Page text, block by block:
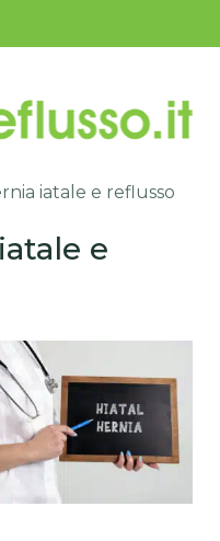
iatale e reflusso
e